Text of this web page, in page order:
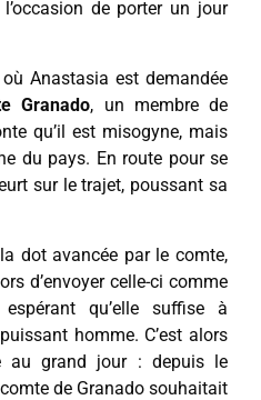
de porter un jour
Anastasia est demandée
Granado, un membre de
qu’il est misogyne, mais
du pays. En route pour se
sur le trajet, poussant sa
dot avancée par le comte,
d’envoyer celle-ci comme
qu’elle suffise à
homme. C’est alors
au grand jour : depuis le
de Granado souhaitait